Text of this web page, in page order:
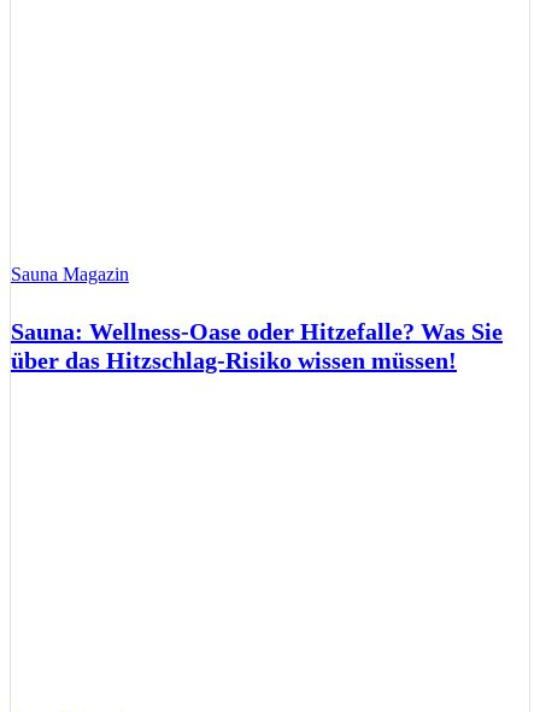
Sauna Magazin
Sauna: Wellness-Oase oder Hitzefalle? Was Sie
über das Hitzschlag-Risiko wissen müssen!